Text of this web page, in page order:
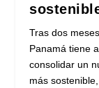
Tras dos
Panamá tiene
consolidar un
más